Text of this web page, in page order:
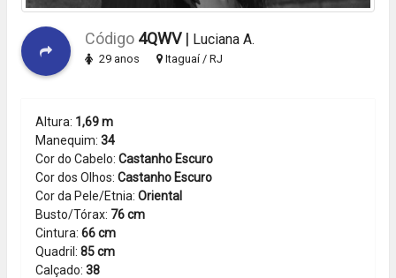
Código 4QWV | Luciana A.
29 anos Itaguaí / RJ
Altura: 1,69 m
Manequim: 34
Cor do Cabelo: Castanho Escuro
Cor dos Olhos: Castanho Escuro
Cor da Pele/Etnia: Oriental
Busto/Tórax: 76 cm
Cintura: 66 cm
Quadril: 85 cm
Calçado: 38